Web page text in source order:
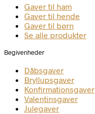
Gaver til ham
Gaver til hende
Gaver til børn
Se alle produkter
Begivenheder
Dåbsgaver
Bryllupsgaver
Konfirmationsgaver
Valentinsgaver
Julegaver